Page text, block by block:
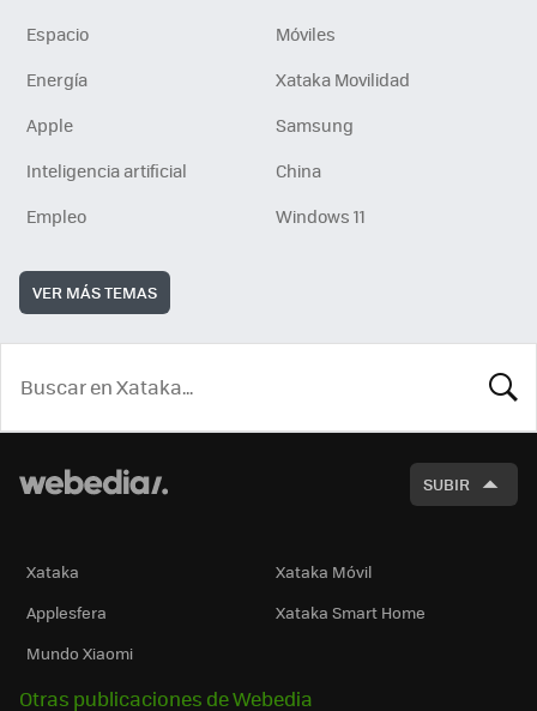
Espacio
Móviles
Energía
Xataka Movilidad
Apple
Samsung
Inteligencia artificial
China
Empleo
Windows 11
VER MÁS TEMAS
SUBIR
Xataka
Xataka Móvil
Applesfera
Xataka Smart Home
Mundo Xiaomi
Otras publicaciones de Webedia